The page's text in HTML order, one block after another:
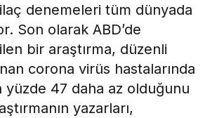
ilaç denemeleri tüm dünyada
Son olarak ABD’de
bir araştırma, düzenli
corona virüs hastalarında
yüzde 47 daha az olduğunu
yazarları,